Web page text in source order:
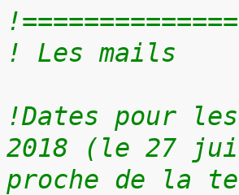
! Les mails
!Dates pour
2018 (le 27
proche de la